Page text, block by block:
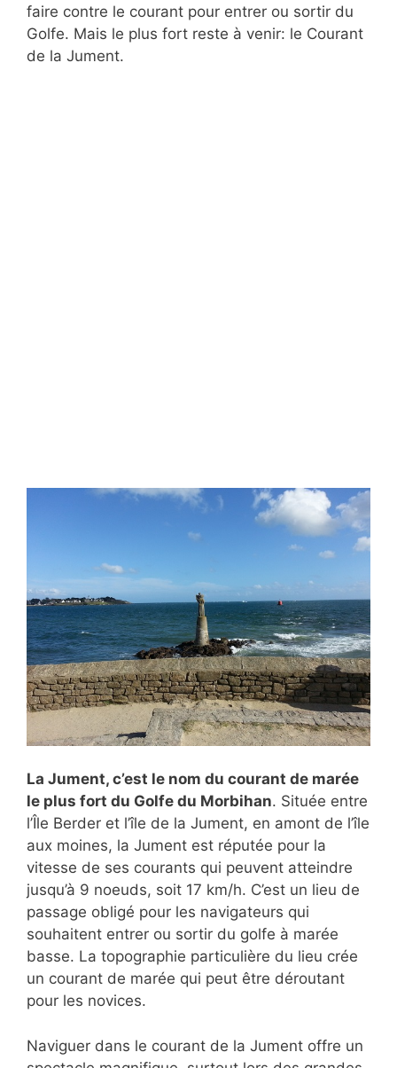
faire contre le courant pour entrer ou sortir du
Golfe. Mais le plus fort reste à venir: le Courant
de la Jument.
La Jument, c’est le nom du courant de marée
le plus fort du Golfe du Morbihan. Située entre
l’Île Berder et l’île de la Jument, en amont de l’île
aux moines, la Jument est réputée pour la
vitesse de ses courants qui peuvent atteindre
jusqu’à 9 noeuds, soit 17 km/h. C’est un lieu de
passage obligé pour les navigateurs qui
souhaitent entrer ou sortir du golfe à marée
basse. La topographie particulière du lieu crée
un courant de marée qui peut être déroutant
pour les novices.
Naviguer dans le courant de la Jument offre un